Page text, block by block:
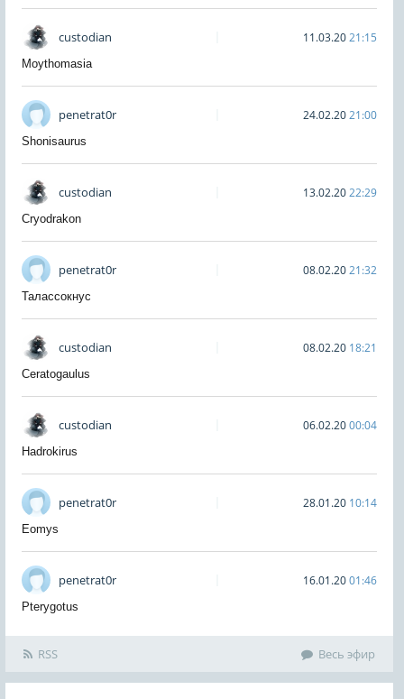
custodian 11.03.2021:15
Moythomasia
penetrat0r 24.02.2021:00
Shonisaurus
custodian 13.02.2022:29
Cryodrakon
penetrat0r 08.02.2021:32
Талассокнус
custodian 08.02.20 18:21
Ceratogaulus
custodian 06.02.2000:04
Hadrokirus
penetrat0r 28.01.20 10:14
Eomys
penetrat0r 16.01.2001:46
Pterygotus
RSS Весь эфир